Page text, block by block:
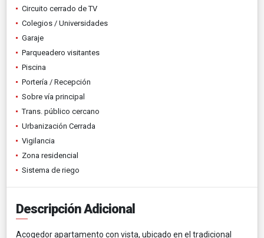
Circuito cerrado de TV
Colegios / Universidades
Garaje
Parqueadero visitantes
Piscina
Portería / Recepción
Sobre vía principal
Trans. público cercano
Urbanización Cerrada
Vigilancia
Zona residencial
Sistema de riego
Descripción Adicional
Acogedor apartamento con vista, ubicado en el tradicional